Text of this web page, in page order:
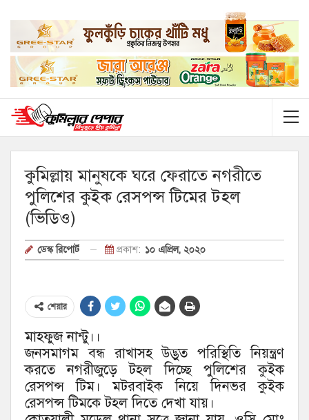
কুমিল্লায় মানুষকে ঘরে ফেরাতে নগরীতে
পুলিশের কুইক রেসপন্স টিমের টহল
(ভিডিও)
ডেস্ক রিপোর্ট প্রকাশ: ১০ এপ্রিল, ২০২০
শেয়ার
মাহফুজ নান্টু।।
জনসমাগম বন্ধ রাখাসহ উদ্ভুত পরিস্থিতি নিয়ন্ত্রণ
করতে নগরীজুড়ে টহল দিচ্ছে পুলিশের কুইক
রেসপন্স টিম। মটরবাইক নিয়ে দিনভর কুইক
রেসপন্স টিমকে টহল দিতে দেখা যায়।